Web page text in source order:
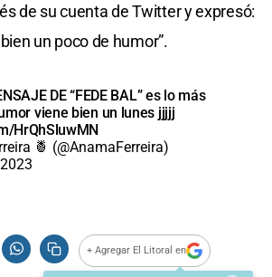
de su cuenta de Twitter y expresó:
un poco de humor”.
DE “FEDE BAL” es lo más
viene bien un lunes jjjjj
HrQhSluwMN
🍍 (@AnamaFerreira)
+ Agregar El Litoral en